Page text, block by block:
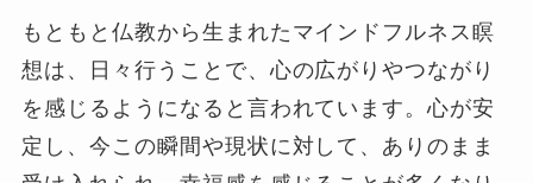
もともと仏教から生まれたマインドフルネス瞑
想は、日々行うことで、心の広がりやつながり
を感じるようになると言われています。心が安
定し、今この瞬間や現状に対して、ありのまま